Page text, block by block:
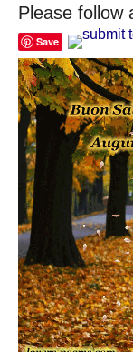
Please follow
Save